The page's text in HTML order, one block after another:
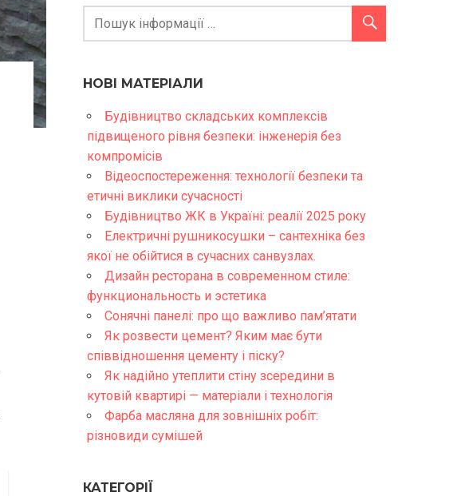
НОВІ МАТЕРІАЛИ
Будівництво складських комплексів
підвищеного рівня безпеки: інженерія без
компромісів
Відеоспостереження: технології безпеки та
етичні виклики сучасності
Будівництво ЖК в Україні: реалії 2025 року
Електричні рушникосушки – сантехніка без
якої не обійтися в сучасних санвузлах.
Дизайн ресторана в современном стиле:
функциональность и эстетика
Сонячні панелі: про що важливо пам’ятати
Як розвести цемент? Яким має бути
співвідношення цементу і піску?
Як надійно утеплити стіну зсередини в
кутовій квартирі — матеріали і технологія
Фарба масляна для зовнішніх робіт:
різновиди сумішей
КАТЕГОРІЇ